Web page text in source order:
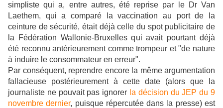
simpliste qui a, entre autres, été reprise par le Dr Van
Laethem, qui a comparé la vaccination au port de la
ceinture de sécurité, était déjà celle du spot publicitaire de
la Fédération Wallonie-Bruxelles qui avait pourtant déjà
été reconnu antérieurement comme trompeur et "de nature
à induire le consommateur en erreur".
Par conséquent, reprendre encore la même argumentation
fallacieuse postérieurement à cette date (alors que la
journaliste ne pouvait pas ignorer la décision du JEP du 9
novembre dernier, puisque répercutée dans la presse) est